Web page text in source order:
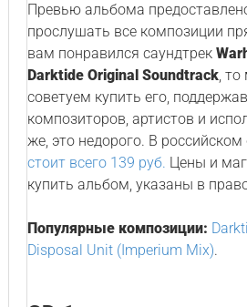
Превью альбома
прослушать все композиции
вам понравился саундтрек
Darktide Original Soundtrack, то
советуем купить его,
композиторов, артистов и
же, это недорого. В российском
стоит всего 139 руб. Цены и
купить альбом, указаны в
Популярные композиции:
Disposal Unit (Imperium Mix).